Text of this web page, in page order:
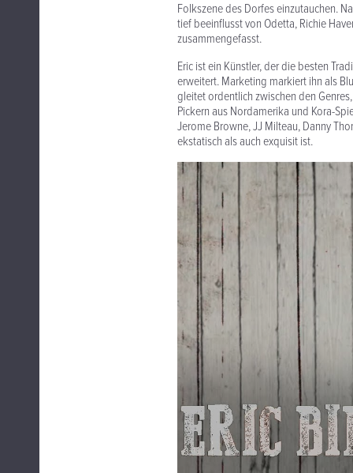
Folkszene des Dorfes einzutauchen.
tief beeinflusst von Odetta, Richie
zusammengefasst.
Eric ist ein Künstler, der die besten
erweitert. Marketing markiert ihn als
gleitet ordentlich zwischen den
Pickern aus Nordamerika und Kora-
Jerome Browne, JJ Milteau, Danny
ekstatisch als auch exquisit ist.